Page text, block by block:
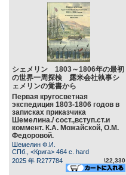
シェメリン 1803～1806年の最初
の世界一周探検 露米会社執事シ
ェメリンの覚書から
Первая кругосветная
экспедиция 1803-1806 годов в
записках приказчика
Шемелина./ сост.,вступ.ст.и
коммент. К.А. Можайской, О.М.
Федоровой.
Шемелин Ф.И.
СПб., <Крига> 464 c. hard
2025 年 R277784
\22,330